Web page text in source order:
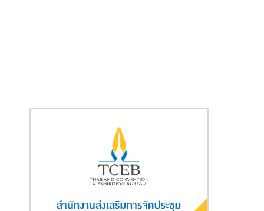
ให้สะอาดและปลอดภัย ช่วยลดสารก่อมลพิษทางอากาศ โดย
สามารถลดปริมาณสารก่อมลพิษทางอากาศได้ทั้งสารอินทรีย์
ระเหย, ก๊าซคาร์บอนไดออกไซด์, ก๊าซคาร์บอนมอนอกไซด์ และ
ฟอร์มัลดีไฮด์ มีการเติมและหมุนเวียนอากาศจากภายนอกเข้า
มาภายในอาคารด้วยระบบความดันบวก (Positive Pressure)
พร้อมด้วยระบบ Outdoor Air Unit (OAU) เพื่อประสิทธิภาพ